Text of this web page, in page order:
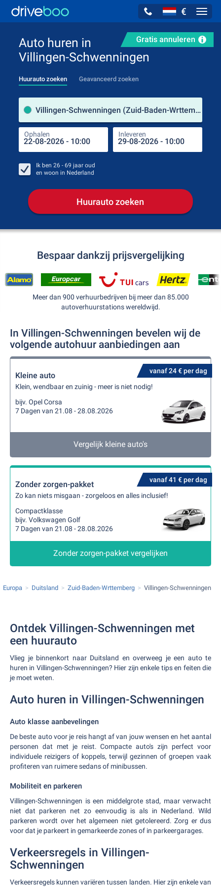
€
Gratis annuleren
Auto huren in
Villingen-Schwenningen
Huurauto zoeken Geavanceerd zoeken
Villingen-Schwenningen (Zuid-Baden-Wrttemberg / Duitsland)
Ophalen Inleveren
Ik ben 26 - 69 jaar oud
en woon in Nederland
Huurauto zoeken
Bespaar dankzij prijsvergelijking
Meer dan 900 verhuurbedrijven bij meer dan 85.000
autoverhuurstations wereldwijd.
In Villingen-Schwenningen bevelen wij de
volgende autohuur aanbiedingen aan
vanaf 24 € per dag
Kleine auto
Klein, wendbaar en zuinig - meer is niet nodig!
bijv. Opel Corsa
7 Dagen van 21.08 - 28.08.2026
Vergelijk kleine auto's
vanaf 41 € per dag
Zonder zorgen-pakket
Zo kan niets misgaan - zorgeloos en alles inclusief!
Compactklasse
bijv. Volkswagen Golf
7 Dagen van 21.08 - 28.08.2026
Zonder zorgen-pakket vergelijken
Europa Duitsland Zuid-Baden-Wrttemberg Villingen-Schwenningen
Ontdek Villingen-Schwenningen met
een huurauto
Vlieg je binnenkort naar Duitsland en overweeg je een auto te
huren in Villingen-Schwenningen? Hier zijn enkele tips en feiten die
je moet weten.
Auto huren in Villingen-Schwenningen
Auto klasse aanbevelingen
De beste auto voor je reis hangt af van jouw wensen en het aantal
personen dat met je reist. Compacte auto's zijn perfect voor
individuele reizigers of koppels, terwijl gezinnen of groepen vaak
profiteren van ruimere sedans of minibussen.
Mobiliteit en parkeren
Villingen-Schwenningen is een middelgrote stad, maar verwacht
niet dat parkeren net zo eenvoudig is als in Nederland. Wild
parkeren wordt over het algemeen niet getolereerd. Zorg er dus
voor dat je parkeert in gemarkeerde zones of in parkeergarages.
Verkeersregels in Villingen-
Schwenningen
Verkeersregels kunnen variëren tussen landen. Hier zijn enkele van